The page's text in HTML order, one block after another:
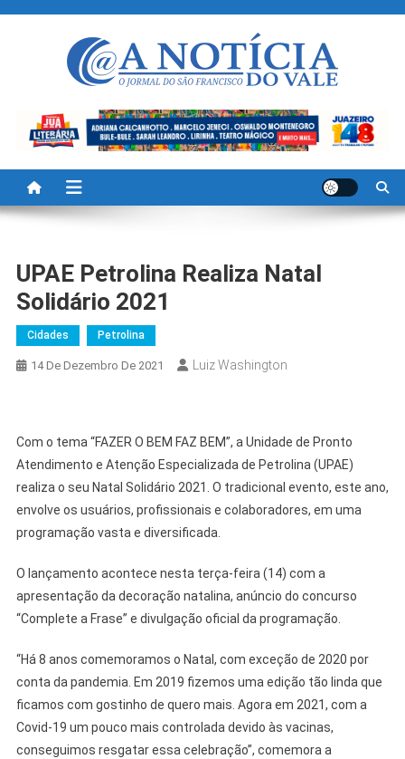
A Noticia Do Vale
UPAE Petrolina Realiza Natal
Solidário 2021
Cidades Petrolina
14 De Dezembro De 2021 Luiz Washington
Com o tema “FAZER O BEM FAZ BEM”, a Unidade de Pronto
Atendimento e Atenção Especializada de Petrolina (UPAE)
realiza o seu Natal Solidário 2021. O tradicional evento, este ano,
envolve os usuários, profissionais e colaboradores, em uma
programação vasta e diversificada.
O lançamento acontece nesta terça-feira (14) com a
apresentação da decoração natalina, anúncio do concurso
“Complete a Frase” e divulgação oficial da programação.
“Há 8 anos comemoramos o Natal, com exceção de 2020 por
conta da pandemia. Em 2019 fizemos uma edição tão linda que
ficamos com gostinho de quero mais. Agora em 2021, com a
Covid-19 um pouco mais controlada devido às vacinas,
conseguimos resgatar essa celebração”, comemora a